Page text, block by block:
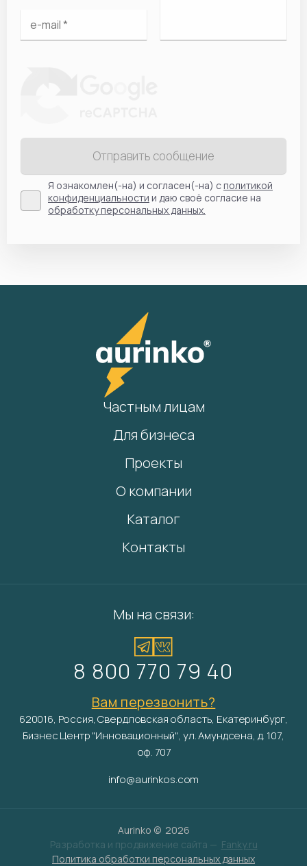
Отправить сообщение
Я ознакомлен(-на) и согласен(-на) сполитикой
конфиденциальности и даю своё согласие на
обработку персональных данных.
Частным лицам
Для бизнеса
Проекты
О компании
Каталог
Контакты
Мы на связи:
8 800 770 79 40
Вам перезвонить?
620016, Россия, Свердловская область, Екатеринбург,
Бизнес Центр "Инновационный", ул. Амундсена, д. 107,
оф. 707
info@aurinkos.com
Aurinko © 2026
Разработка и продвижение сайта — Fanky.ru
Политика обработки персональных данных